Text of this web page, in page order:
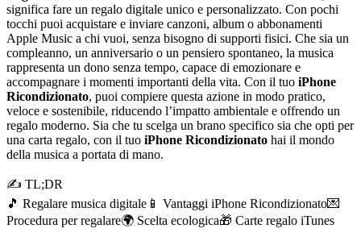
significa fare un regalo digitale unico e personalizzato. Con pochi
tocchi puoi acquistare e inviare canzoni, album o abbonamenti
Apple Music a chi vuoi, senza bisogno di supporti fisici. Che sia un
compleanno, un anniversario o un pensiero spontaneo, la musica
rappresenta un dono senza tempo, capace di emozionare e
accompagnare i momenti importanti della vita. Con il tuo iPhone
Ricondizionato, puoi compiere questa azione in modo pratico,
veloce e sostenibile, riducendo l’impatto ambientale e offrendo un
regalo moderno. Sia che tu scelga un brano specifico sia che opti per
una carta regalo, con il tuo iPhone Ricondizionato hai il mondo
della musica a portata di mano.
✍ TL;DR
🎵 Regalare musica digitale 📱 Vantaggi iPhone Ricondizionato💌
Procedura per regalare🌍 Scelta ecologica🎁 Carte regalo iTunes